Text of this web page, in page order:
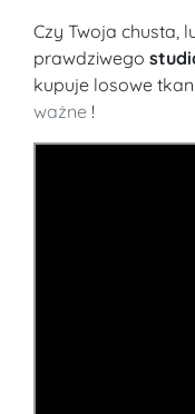
Czy Twoja chusta,
prawdziwego
kupuje losowe
ważne !